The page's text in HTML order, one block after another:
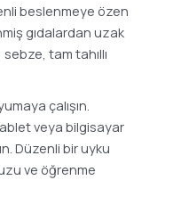
beslenmeye özen
gıdalardan uzak
tam tahıllı
çalışın.
veya bilgisayar
Düzenli bir uyku
ve öğrenme